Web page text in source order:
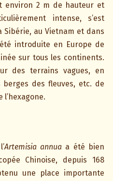
environ 2 m de hauteur et
intense, s’est
Sibérie, au Vietnam et dans
introduite en Europe de
sur tous les continents.
des terrains vagues, en
des fleuves, etc. de
Artemisia annua a été bien
Chinoise, depuis 168
une place importante